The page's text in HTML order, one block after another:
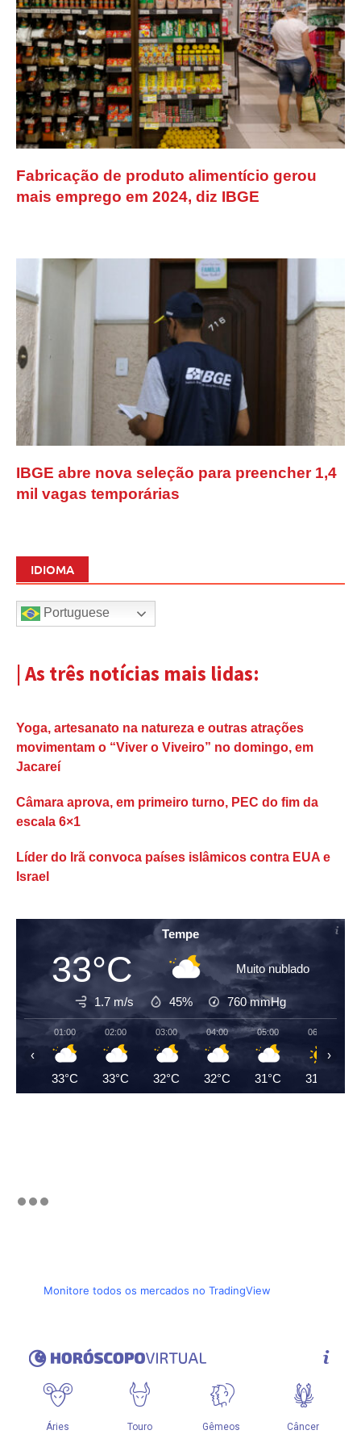
Fabricação de produto alimentício gerou
mais emprego em 2024, diz IBGE
IBGE abre nova seleção para preencher 1,4
mil vagas temporárias
IDIOMA
Portuguese
| As três notícias mais lidas:
Yoga, artesanato na natureza e outras atrações
movimentam o “Viver o Viveiro” no domingo, em
Jacareí
Câmara aprova, em primeiro turno, PEC do fim da
escala 6×1
Líder do Irã convoca países islâmicos contra EUA e
Israel
Tempe
33°C Muito nublado
1.7 m/s 45% 760mmHg
01:00
33°C
02:00
33°C
03:00
32°C
04:00
32°C
05:00
31°C
06:00
31°C
‹ ›
Monitore todos os mercados no TradingView